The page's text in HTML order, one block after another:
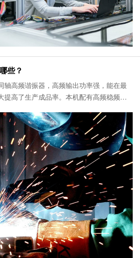
些？
轴高频谐振器，高频输出功率强，能在最
提高了生产成品率。本机配有高频稳频器
的频